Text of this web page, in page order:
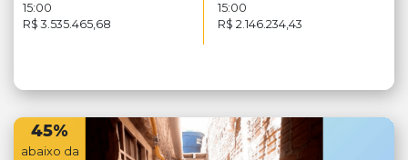
15:00
R$ 3.535.465,68
15:00
R$ 2.146.234,43
45%
abaixo da